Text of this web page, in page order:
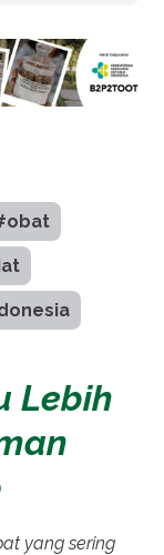
Lebih
yang sering